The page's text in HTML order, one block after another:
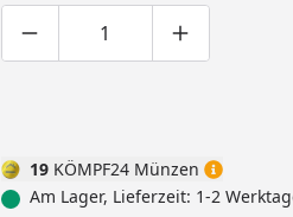
Produktmenge um eins
Produktmenge
19 KÖMPF24 Münzen
Am Lager, Lieferzeit: 1-2